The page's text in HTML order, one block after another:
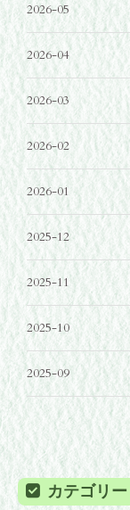
2026-05
2026-04
2026-03
2026-02
2026-01
2025-12
2025-11
2025-10
2025-09
カテゴリー